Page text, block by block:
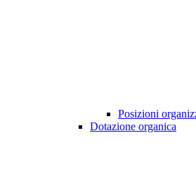
Posizioni
Dotazione organica